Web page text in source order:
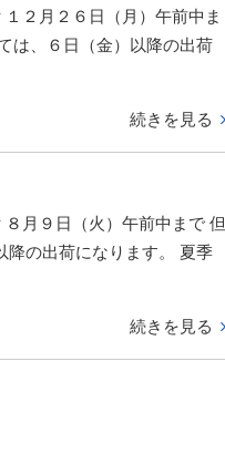
２月２６日（月）午前中ま
は、６日（金）以降の出荷
続きを見る
月９日（火）午前中まで 但
降の出荷になります。 夏季
続きを見る